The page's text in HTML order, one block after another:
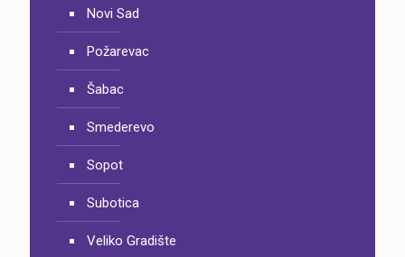
Novi Sad
Požarevac
Šabac
Smederevo
Sopot
Subotica
Veliko Gradište